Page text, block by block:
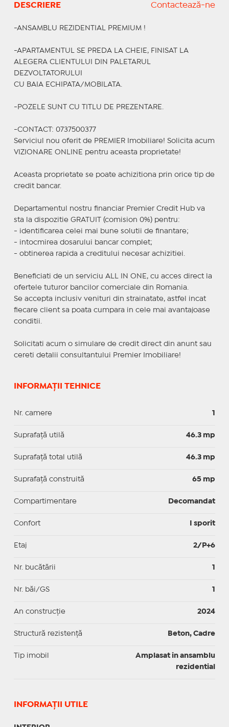
DESCRIERE Contactează-ne
-ANSAMBLU REZIDENTIAL PREMIUM !
-APARTAMENTUL SE PREDA LA CHEIE, FINISAT LA
ALEGERA CLIENTULUI DIN PALETARUL
DEZVOLTATORULUI
CU BAIA ECHIPATA/MOBILATA.
-POZELE SUNT CU TITLU DE PREZENTARE.
-CONTACT: 0737500377
Serviciul nou oferit de PREMIER Imobiliare! Solicita acum
VIZIONARE ONLINE pentru aceasta proprietate!
Aceasta proprietate se poate achizitiona prin orice tip de
credit bancar.
Departamentul nostru financiar Premier Credit Hub va
sta la dispozitie GRATUIT (comision 0%) pentru:
- identificarea celei mai bune solutii de finantare;
- intocmirea dosarului bancar complet;
- obtinerea rapida a creditului necesar achizitiei.
Beneficiati de un serviciu ALL IN ONE, cu acces direct la
ofertele tuturor bancilor comerciale din Romania.
Se accepta inclusiv venituri din strainatate, astfel incat
fiecare client sa poata cumpara in cele mai avantajoase
conditii.
Solicitati acum o simulare de credit direct din anunt sau
cereti detalii consultantului Premier Imobiliare!
INFORMAȚII TEHNICE
Nr. camere 1
Suprafaţă utilă 46.3 mp
Suprafaţă total utilă 46.3 mp
Suprafaţă construită 65 mp
Compartimentare Decomandat
Confort I sporit
Etaj 2/P+6
Nr. bucătării 1
Nr. băi/GS 1
An construcție 2024
Structură rezistență Beton, Cadre
Tip imobil
Amplasat in ansamblu
rezidential
INFORMAŢII UTILE